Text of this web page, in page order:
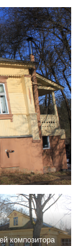
композитора